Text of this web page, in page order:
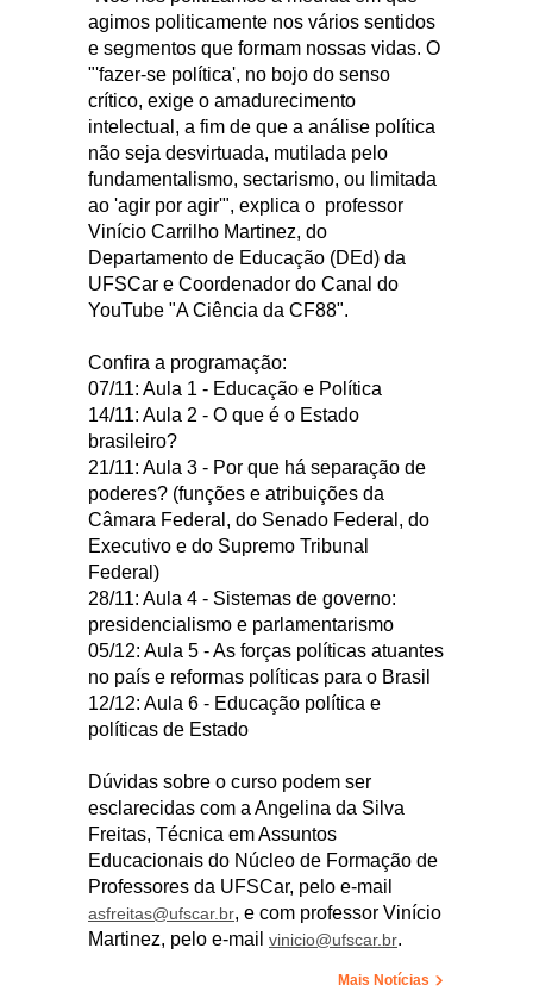
agimos politicamente nos vários sentidos
e segmentos que formam nossas vidas. O
"'fazer-se política', no bojo do senso
crítico, exige o amadurecimento
intelectual, a fim de que a análise política
não seja desvirtuada, mutilada pelo
fundamentalismo, sectarismo, ou limitada
ao 'agir por agir'", explica o professor
Vinício Carrilho Martinez, do
Departamento de Educação (DEd) da
UFSCar e Coordenador do Canal do
YouTube "A Ciência da CF88".
Confira a programação:
07/11: Aula 1 - Educação e Política
14/11: Aula 2 - O que é o Estado
brasileiro?
21/11: Aula 3 - Por que há separação de
poderes? (funções e atribuições da
Câmara Federal, do Senado Federal, do
Executivo e do Supremo Tribunal
Federal)
28/11: Aula 4 - Sistemas de governo:
presidencialismo e parlamentarismo
05/12: Aula 5 - As forças políticas atuantes
no país e reformas políticas para o Brasil
12/12: Aula 6 - Educação política e
políticas de Estado
Dúvidas sobre o curso podem ser
esclarecidas com a Angelina da Silva
Freitas, Técnica em Assuntos
Educacionais do Núcleo de Formação de
Professores da UFSCar, pelo e-mail
asfreitas@ufscar.br, e com professor Vinício
Martinez, pelo e-mail vinicio@ufscar.br.
Mais Notícias